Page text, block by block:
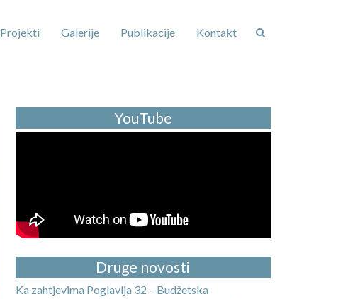
Projekti Galerije Publikacije Kontakt
YouTube
Druge novosti
Ka zahtjevima Poglavlja 32 – Budžetska